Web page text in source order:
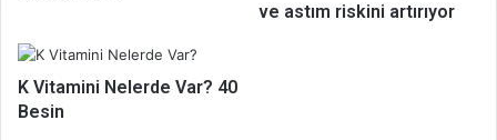
ve astım riskini artırıyor
K Vitamini Nelerde Var? 40
Besin